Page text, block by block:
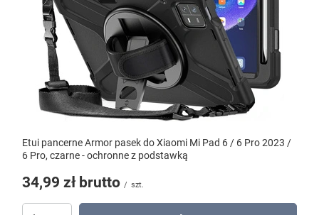
Etui pancerne Armor pasek do Xiaomi Mi Pad 6 / 6 Pro 2023 /
6 Pro, czarne - ochronne z podstawką
34,99 zł brutto / szt.